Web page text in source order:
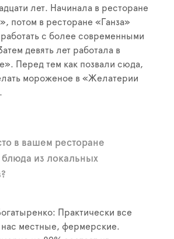
лет. Начинала в ресторане
потом в ресторане «Ганза»
работать с более современными
девять лет работала в
Перед тем как позвали сюда,
мороженое в «Желатерии
в вашем ресторане
из локальных
Практически все
нас местные, фермерские.